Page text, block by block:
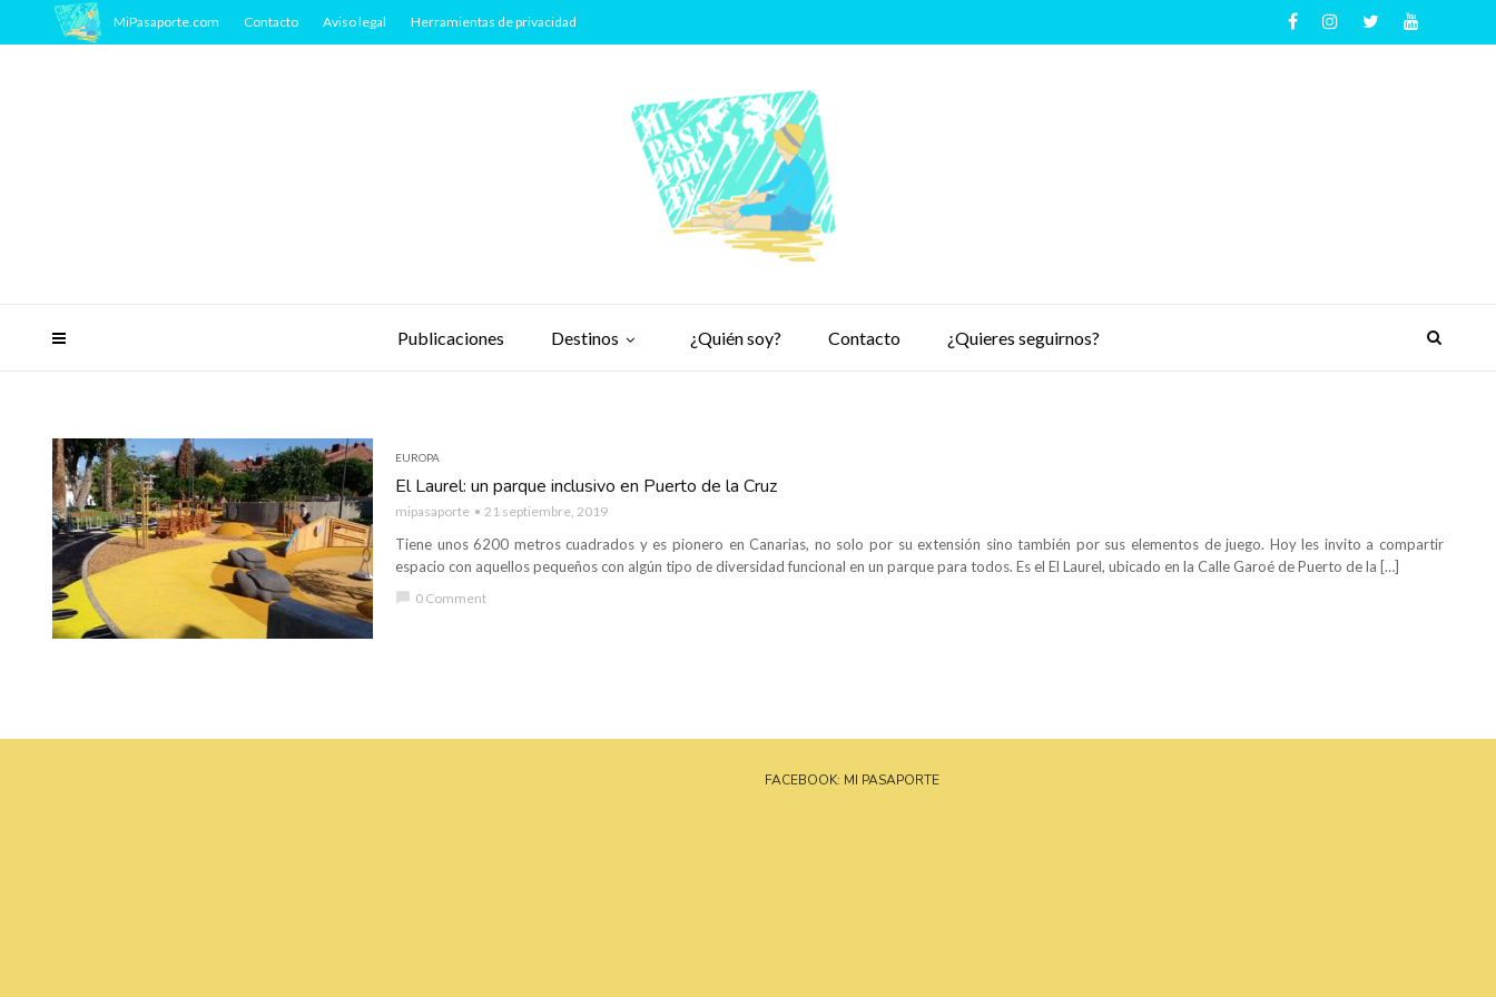
Publicaciones Destinos ¿Quién soy? Contacto ¿Quieres seguirnos?
MiPasaporte.com Contacto Aviso legal Herramientas de privacidad
EUROPA
El Laurel: un parque inclusivo en Puerto de la Cruz
mipasaporte 21 septiembre, 2019
Tiene unos 6200 metros cuadrados y es pionero en Canarias, no solo por su extensión sino también por sus elementos de juego. Hoy les invito a compartir
espacio con aquellos pequeños con algún tipo de diversidad funcional en un parque para todos. Es el El Laurel, ubicado en la Calle Garoé de Puerto de la […]
chat_bubble 0 Comment
FACEBOOK: MI PASAPORTE